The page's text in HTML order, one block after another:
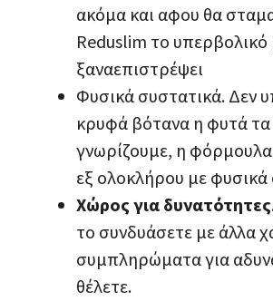
ακόμα και αφου θα
Reduslim το
ξαναεπιστρέψει
Φυσικά συστατικά. Δεν
κρυφά βότανα η φυτά τα
γνωρίζουμε, η φόρμουλα
εξ ολοκλήρου με φυσικά
Χώρος για δυνατότητες
το συνδυάσετε με άλλα
συμπληρώματα για
θέλετε.